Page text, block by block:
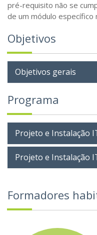
pré-requisito não se
de um módulo específico
Objetivos
Objetivos gerais
Programa
Projeto e Instalação
Projeto e Instalação
Formadores